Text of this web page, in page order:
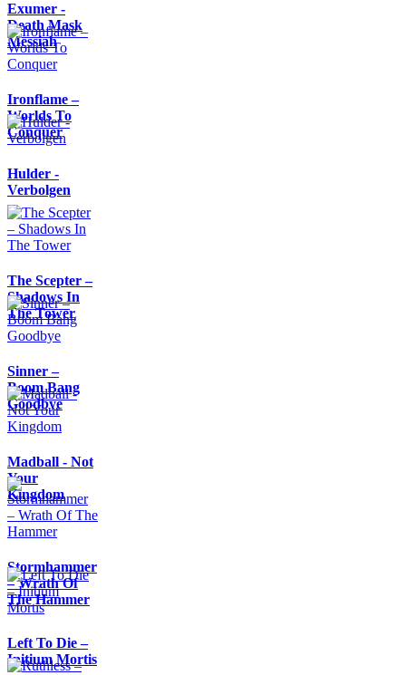
Exumer -
Death Mask
Messiah
Ironflame –
Worlds To
Conquer
Hulder -
Verbolgen
The Scepter –
Shadows In
The Tower
Sinner –
Boom Bang
Goodbye
Madball - Not
Your
Kingdom
Stormhammer
– Wrath Of
The Hammer
Left To Die –
Initium Mortis